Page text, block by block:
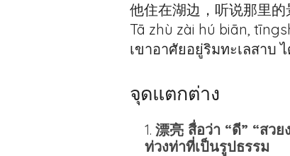
他住在湖边，听说那里的
Tā zhù zài hú biān,
เขาอาศัยอยู่ริมทะเลสาบ
จุดแตกต่าง
漂亮 สื่อว่า “ดี” “สว
ท่วงท่าที่เป็นรูปธรรม